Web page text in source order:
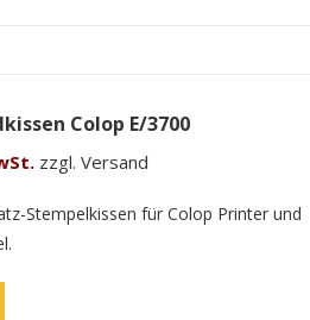
Colop E/3700
zzgl. Versand
Stempelkissen für Colop Printer und